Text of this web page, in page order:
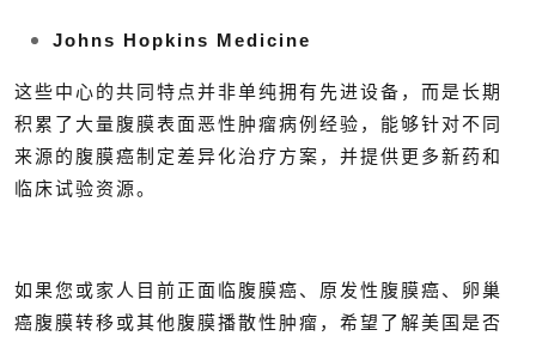
Johns Hopkins Medicine
这些中心的共同特点并非单纯拥有先进设备，而是长期
积累了大量腹膜表面恶性肿瘤病例经验，能够针对不同
来源的腹膜癌制定差异化治疗方案，并提供更多新药和
临床试验资源。
如果您或家人目前正面临腹膜癌、原发性腹膜癌、卵巢
癌腹膜转移或其他腹膜播散性肿瘤，希望了解美国是否